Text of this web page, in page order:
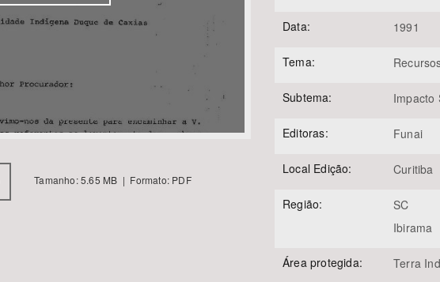
Tamanho: 5.65 MB | Formato: PDF
Data: 1991
Tema:
Subtema: Impacto
Editoras: Funai
Local Edição: Curitiba
Região:
SC
Ibirama
Área protegida: Terra